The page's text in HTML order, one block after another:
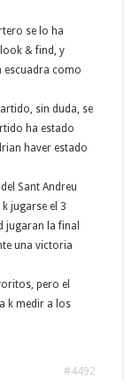
se lo ha
& find, y
escuadra como
sin duda, se
ha estado
haver estado
Sant Andreu
jugarse el 3
jugaran la final
una victoria
pero el
k medir a los
#4492